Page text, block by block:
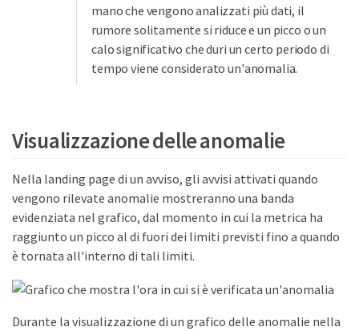
mano che vengono analizzati più dati, il
rumore solitamente si riduce e un picco o un
calo significativo che duri un certo periodo di
tempo viene considerato un'anomalia.
Visualizzazione delle anomalie
Nella landing page di un avviso, gli avvisi attivati quando
vengono rilevate anomalie mostreranno una banda
evidenziata nel grafico, dal momento in cui la metrica ha
raggiunto un picco al di fuori dei limiti previsti fino a quando
è tornata all'interno di tali limiti.
Durante la visualizzazione di un grafico delle anomalie nella